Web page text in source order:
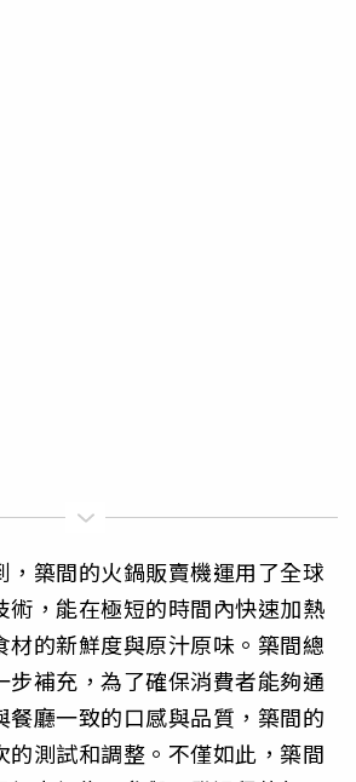
，築間的火鍋販賣機運用了全球
術，能在極短的時間內快速加熱
材的新鮮度與原汁原味。築間總
步補充，為了確保消費者能夠通
餐廳一致的口感與品質，築間的
的測試和調整。不僅如此，築間